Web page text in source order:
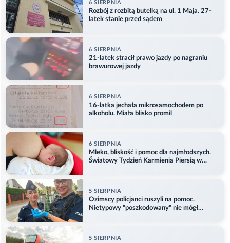
6 SIERPNIA
Rozbój z rozbitą butelką na ul. 1 Maja. 27-
latek stanie przed sądem
6 SIERPNIA
21-latek stracił prawo jazdy po nagraniu
brawurowej jazdy
6 SIERPNIA
16-latka jechała mikrosamochodem po
alkoholu. Miała blisko promil
6 SIERPNIA
Mleko, bliskość i pomoc dla najmłodszych.
Światowy Tydzień Karmienia Piersią w
5 SIERPNIA
Ozimscy policjanci ruszyli na pomoc.
Nietypowy "poszkodowany" nie mógł
5 SIERPNIA